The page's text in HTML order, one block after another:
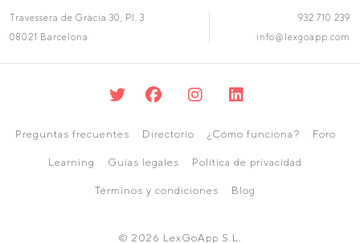
Travessera de Gràcia 30, Pl. 3
08021 Barcelona
932 710 239
info@lexgoapp.com
Preguntas frecuentes Directorio ¿Cómo funciona? Foro
Learning Guías legales Política de privacidad
Términos y condiciones Blog
© 2026 LexGoApp S.L.